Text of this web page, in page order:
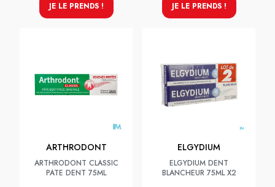
JE LE PRENDS ! JE LE PRENDS !
ARTHRODONT
ARTHRODONT CLASSIC
PATE DENT 75ML
ELGYDIUM
ELGYDIUM DENT
BLANCHEUR 75ML X2